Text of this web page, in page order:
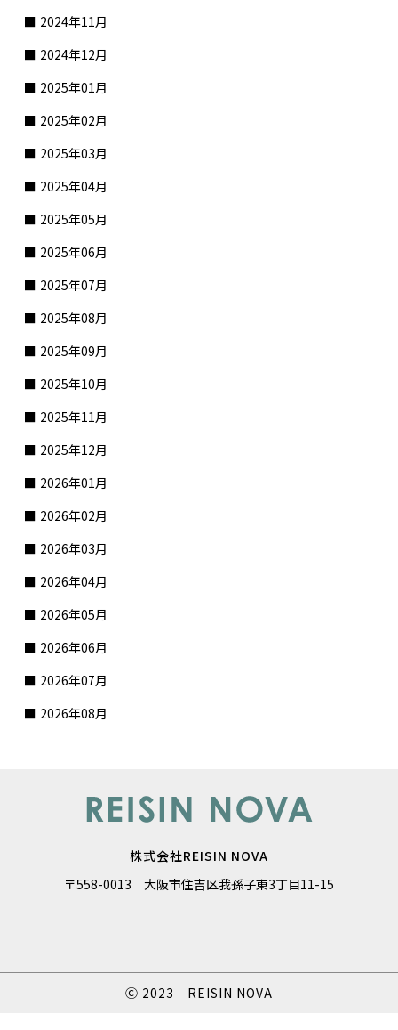
2024年11月
2024年12月
2025年01月
2025年02月
2025年03月
2025年04月
2025年05月
2025年06月
2025年07月
2025年08月
2025年09月
2025年10月
2025年11月
2025年12月
2026年01月
2026年02月
2026年03月
2026年04月
2026年05月
2026年06月
2026年07月
2026年08月
株式会社REISIN NOVA
〒558-0013 大阪市住吉区我孫子東3丁目11-15
Ⓒ 2023 REISIN NOVA